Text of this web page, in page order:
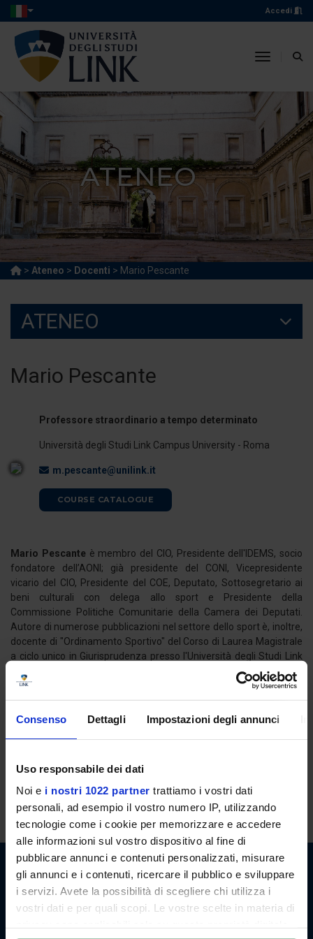
Consenso Dettagli Impostazioni degli annunci
Uso responsabile dei dati
Noi e i nostri 1022 partner trattiamo i vostri dati
personali, ad esempio il vostro numero IP, utilizzando
tecnologie come i cookie per memorizzare e accedere
alle informazioni sul vostro dispositivo al fine di
pubblicare annunci e contenuti personalizzati, misurare
gli annunci e i contenuti, ricercare il pubblico e sviluppare
i servizi. Avete la possibilità di scegliere chi utilizza i
vostri dati e per quali scopi. Le vostre scelte in materia di
Accedi
toggle
ATENEO
> Ateneo > Docenti > Mario Pescante
ATENEO
Mario Pescante
Professore straordinario a tempo determinato
Università degli Studi Link Campus University - Roma
m.pescante@unilink.it
COURSE CATALOGUE
Mario Pescante è membro del CIO, Presidente dell'IDEMS, socio
fondatore dell’AONI; già presidente del CONI, Vicepresidente
vicario del CIO, Presidente del COE, Deputato, Sottosegretario ai
beni culturali con delega allo sport e Presidente della
Commissione Politiche Comunitarie della Camera dei Deputati.
Autore di numerose pubblicazioni nel settore dello sport è, inoltre,
docente di "Ordinamento Sportivo" del Corso di Laurea Magistrale
a ciclo unico in Giurisprudenza presso l'Università degli Studi Link
Il docente è disponibile per il ricevimento studenti al termine delle
lezioni. E' possibile, in ogni caso, concordare appuntamenti previo
Link Campus University